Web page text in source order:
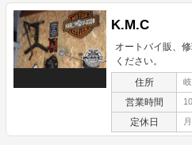
K.M.C
オートバイ販、
ください。
住所
営業時間
定休日